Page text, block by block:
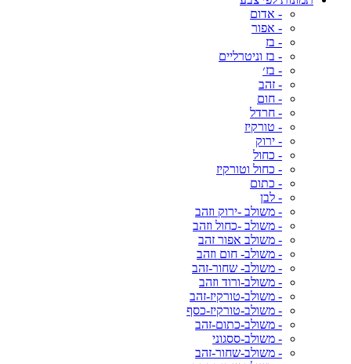
- אדום
- אפור
- בז
- בז וניטרליים
- בז׳
- זהב
- חום
- חרדל
- טורקיז
- ירוק
- כחול
- כחול וטורקיז
- כתום
- לבן
- משולב -ירוק וזהב
- משולב -כחול וזהב
- משולב אפור זהב
- משולב- חום וזהב
- משולב- שחור-זהב
- משולב-ורוד וזהב
- משולב-טורקיז-זהב
- משולב-טורקיז-כסף
- משולב-כתום-זהב
- משולב-ססגוני
- משולב-שחור-זהב